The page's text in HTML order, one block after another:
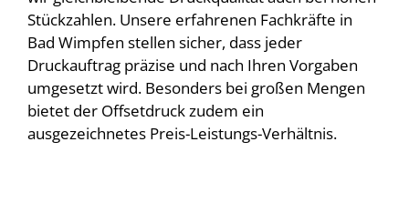
Stückzahlen. Unsere erfahrenen Fachkräfte in
Bad Wimpfen stellen sicher, dass jeder
Druckauftrag präzise und nach Ihren Vorgaben
umgesetzt wird. Besonders bei großen Mengen
bietet der Offsetdruck zudem ein
ausgezeichnetes Preis-Leistungs-Verhältnis.